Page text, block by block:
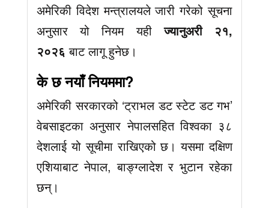
अमेरिकी विदेश मन्त्रालयले जारी गरेको सूचना
अनुसार यो नियम यहीज्यानुअरी २१,
२०२६ बाट लागू हुनेछ।
के छ नयाँ नियममा?
अमेरिकी सरकारको ‘ट्राभल डट स्टेट डट गभ’
वेबसाइटका अनुसार नेपालसहित विश्वका ३८
देशलाई यो सूचीमा राखिएको छ। यसमा दक्षिण
एशियाबाट नेपाल, बाङ्ग्लादेश र भुटान रहेका
छन्।